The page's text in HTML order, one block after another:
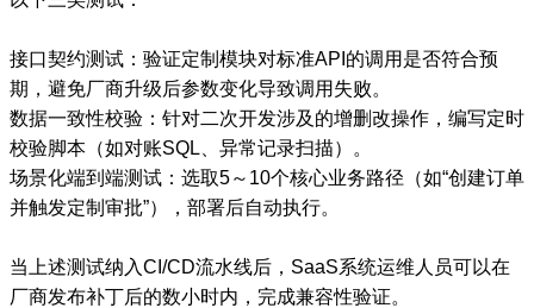
接口契约测试：验证定制模块对标准API的调用是否符合预
期，避免厂商升级后参数变化导致调用失败。
数据一致性校验：针对二次开发涉及的增删改操作，编写定时
校验脚本（如对账SQL、异常记录扫描）。
场景化端到端测试：选取5～10个核心业务路径（如“创建订单
并触发定制审批”），部署后自动执行。
当上述测试纳入CI/CD流水线后，SaaS系统运维人员可以在
厂商发布补丁后的数小时内，完成兼容性验证。